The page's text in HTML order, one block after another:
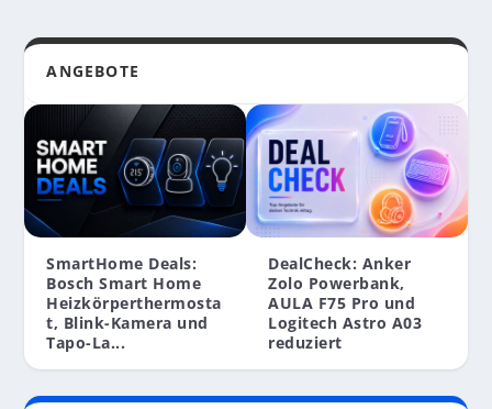
REVIEW: NOKE PADLOCK – DAS ROBUSTE
BLUETOOTH-VORHÄNGESCHLOSS MIT
SMARTPHONE-APP
ANGEBOTE
SmartHome Deals:
Bosch Smart Home
Heizkörperthermosta
t, Blink-Kamera und
Tapo-La...
DealCheck: Anker
Zolo Powerbank,
AULA F75 Pro und
Logitech Astro A03
reduziert